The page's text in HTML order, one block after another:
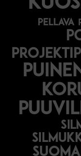
pellava